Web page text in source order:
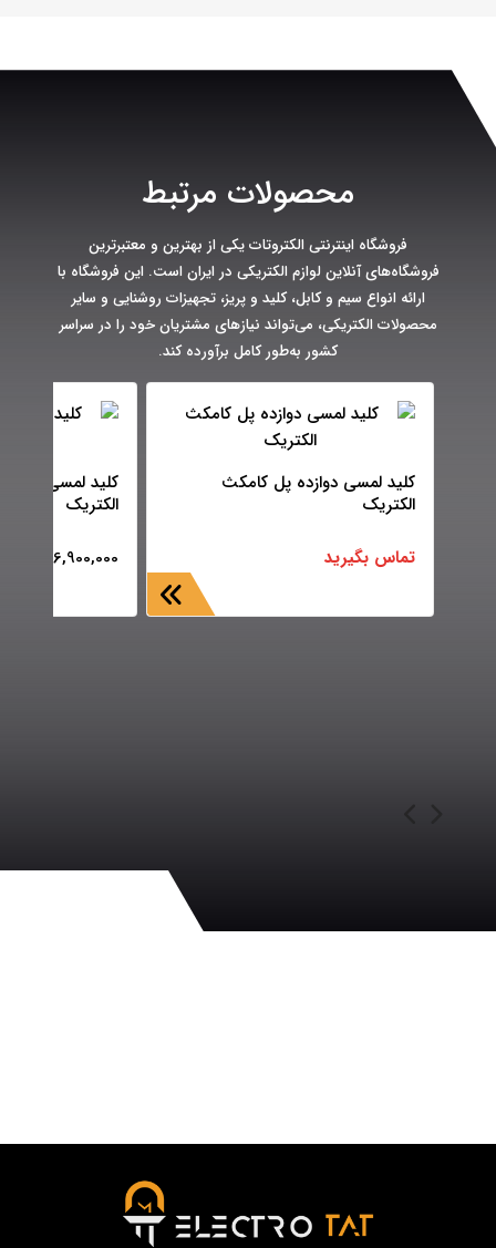
محصولات مرتبط
فروشگاه اینترنتی الکتروتات یکی از بهترین و معتبرترین
فروشگاه‌های آنلاین لوازم الکتریکی در ایران است. این فروشگاه با
ارائه انواع سیم و کابل، کلید و پریز، تجهیزات روشنایی و سایر
محصولات الکتریکی، می‌تواند نیازهای مشتریان خود را در سراسر
کشور به‌طور کامل برآورده کند.
کلید لمسی دوازده پل کامکث
الکتریک
تماس بگیرید
کلید لمسی
الکتریک
6,900,000